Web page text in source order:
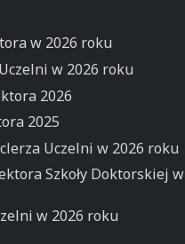
w 2026 roku
w 2026 roku
2026
2025
Uczelni w 2026 roku
Szkoły Doktorskiej w
w 2026 roku